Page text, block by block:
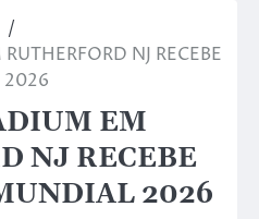
NJ RECEBE
2026
EM
NJ RECEBE
2026